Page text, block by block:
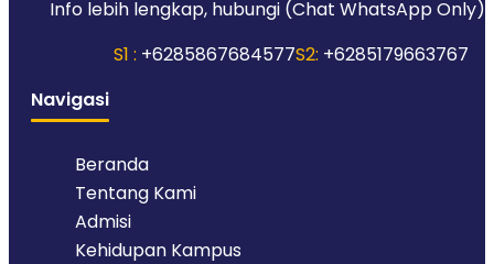
Info lebih lengkap, hubungi (Chat WhatsApp Only):
S1 : +6285867684577S2: +6285179663767
Navigasi
Beranda
Tentang Kami
Admisi
Kehidupan Kampus